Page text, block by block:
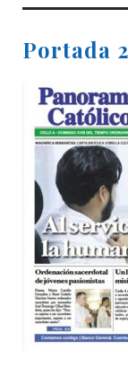
Portada